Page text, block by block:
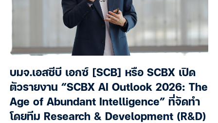
บมจ.เอสซีบี เอกซ์ [SCB] หรือ SCBX เปิด
ตัวรายงาน “SCBX AI Outlook 2026: The
Age of Abundant Intelligence” ที่จัดทำ
โดยทีม Research & Development (R&D)